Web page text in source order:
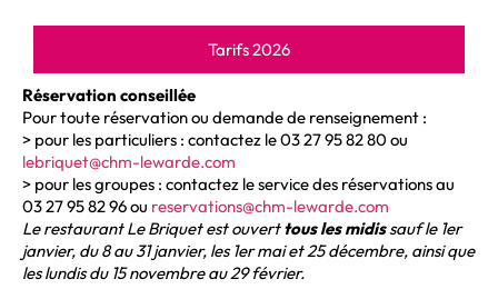
Tarifs 2026
Réservation conseillée
Pour toute réservation ou demande de renseignement :
> pour les particuliers : contactez le 03 27 95 82 80 ou
lebriquet@chm-lewarde.com
> pour les groupes : contactez le service des réservations au
03 27 95 82 96 ou reservations@chm-lewarde.com
Le restaurant Le Briquet est ouverttous les midissauf le 1er
janvier, du 8 au 31 janvier, les 1er mai et 25 décembre, ainsi que
les lundis du 15 novembre au 29 février.